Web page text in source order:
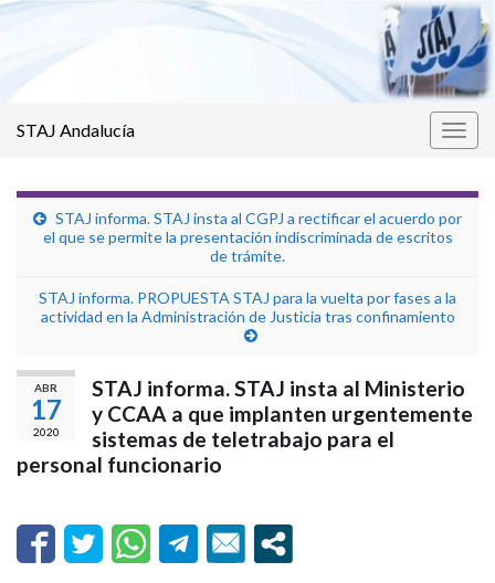
STAJ Andalucía
STAJ informa. STAJ insta al CGPJ a rectificar el acuerdo por
el que se permite la presentación indiscriminada de escritos
de trámite.
STAJ informa. PROPUESTA STAJ para la vuelta por fases a la
actividad en la Administración de Justicia tras confinamiento
ABR
17
2020
STAJ informa. STAJ insta al Ministerio
y CCAA a que implanten urgentemente
sistemas de teletrabajo para el
personal funcionario